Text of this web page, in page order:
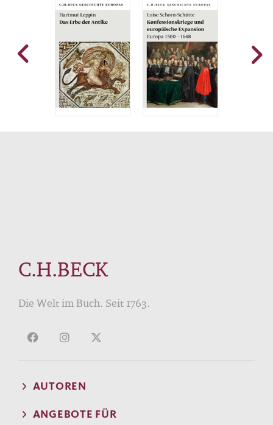
C.H.BECK
Die Welt im Buch. Seit 1763.
AUTOREN
ANGEBOTE FÜR